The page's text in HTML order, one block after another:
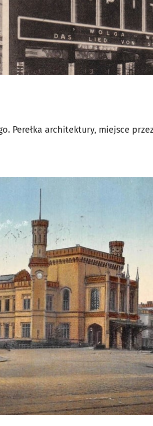
Perełka architektury, miejsce